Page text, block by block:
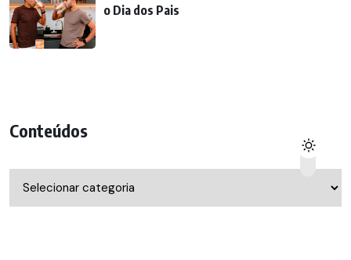
o Dia dos Pais
Conteúdos